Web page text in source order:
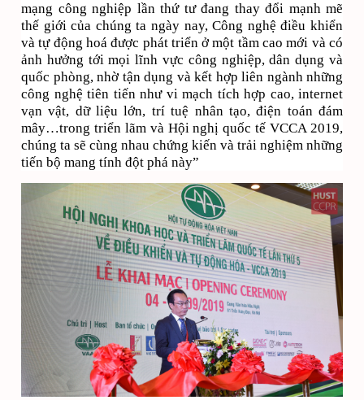
mạng công nghiệp lần thứ tư đang thay đổi mạnh mẽ
thế giới của chúng ta ngày nay, Công nghệ điều khiển
và tự động hoá được phát triển ở một tầm cao mới và có
ảnh hưởng tới mọi lĩnh vực công nghiệp, dân dụng và
quốc phòng, nhờ tận dụng và kết hợp liên ngành những
công nghệ tiên tiến như vi mạch tích hợp cao, internet
vạn vật, dữ liệu lớn, trí tuệ nhân tạo, điện toán đám
mây…trong triển lãm và Hội nghị quốc tế VCCA 2019,
chúng ta sẽ cùng nhau chứng kiến và trải nghiệm những
tiến bộ mang tính đột phá này”